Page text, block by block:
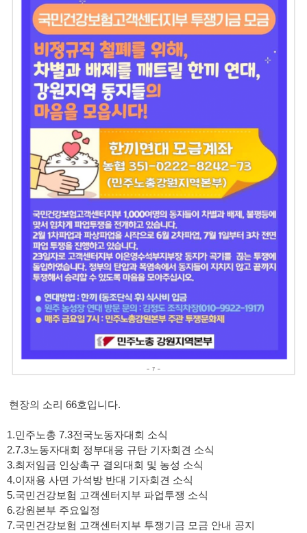
현장의 소리 66호입니다.
1.민주노총 7.3전국노동자대회 소식
2.7.3노동자대회 정부대응 규탄 기자회견 소식
3.최저임금 인상촉구 결의대회 및 농성 소식
4.이재용 사면 가석방 반대 기자회견 소식
5.국민건강보험 고객센터지부 파업투쟁 소식
6.강원본부 주요일정
7.국민건강보험 고객센터지부 투쟁기금 모금 안내 공지